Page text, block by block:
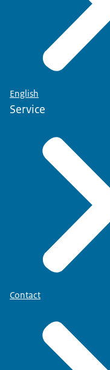
English
Service
Contact